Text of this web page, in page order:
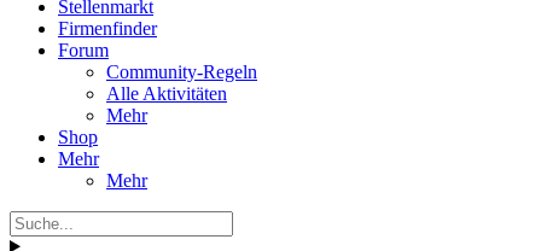
Stellenmarkt
Firmenfinder
Forum
Community-Regeln
Alle Aktivitäten
Mehr
Shop
Mehr
Mehr